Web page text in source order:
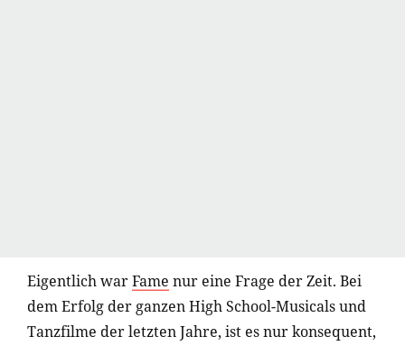
Eigentlich warFame nur eine Frage der Zeit. Bei
dem Erfolg der ganzen High School-Musicals und
Tanzfilme der letzten Jahre, ist es nur konsequent,